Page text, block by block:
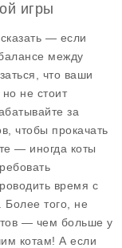
игры
— если
между
что ваши
не стоит
за
чтобы прокачать
— иногда коты
время с
Более того, не
— чем больше у
котам! А если